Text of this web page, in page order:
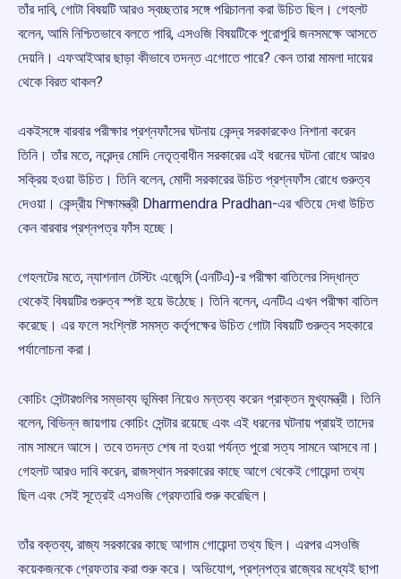
তাঁর দাবি, গোটা বিষয়টি আরও স্বচ্ছতার সঙ্গে পরিচালনা করা উচিত ছিল। গেহলট
বলেন, আমি নিশ্চিতভাবে বলতে পারি, এসওজি বিষয়টিকে পুরোপুরি জনসমক্ষে আসতে
দেয়নি। এফআইআর ছাড়া কীভাবে তদন্ত এগোতে পারে? কেন তারা মামলা দায়ের
থেকে বিরত থাকল?
একইসঙ্গে বারবার পরীক্ষার প্রশ্নফাঁসের ঘটনায় কেন্দ্র সরকারকেও নিশানা করেন
তিনি। তাঁর মতে, নরেন্দ্র মোদি নেতৃত্বাধীন সরকারের এই ধরনের ঘটনা রোধে আরও
সক্রিয় হওয়া উচিত। তিনি বলেন, মোদী সরকারের উচিত প্রশ্নফাঁস রোধে গুরুত্ব
দেওয়া। কেন্দ্রীয় শিক্ষামন্ত্রী Dharmendra Pradhan-এর খতিয়ে দেখা উচিত
কেন বারবার প্রশ্নপত্র ফাঁস হচ্ছে।
গেহলটের মতে, ন্যাশনাল টেস্টিং এজেন্সি (এনটিএ)-র পরীক্ষা বাতিলের সিদ্ধান্ত
থেকেই বিষয়টির গুরুত্ব স্পষ্ট হয়ে উঠেছে। তিনি বলেন, এনটিএ এখন পরীক্ষা বাতিল
করেছে। এর ফলে সংশ্লিষ্ট সমস্ত কর্তৃপক্ষের উচিত গোটা বিষয়টি গুরুত্ব সহকারে
পর্যালোচনা করা।
কোচিং সেন্টারগুলির সম্ভাব্য ভূমিকা নিয়েও মন্তব্য করেন প্রাক্তন মুখ্যমন্ত্রী। তিনি
বলেন, বিভিন্ন জায়গায় কোচিং সেন্টার রয়েছে এবং এই ধরনের ঘটনায় প্রায়ই তাদের
নাম সামনে আসে। তবে তদন্ত শেষ না হওয়া পর্যন্ত পুরো সত্য সামনে আসবে না।
গেহলট আরও দাবি করেন, রাজস্থান সরকারের কাছে আগে থেকেই গোয়েন্দা তথ্য
ছিল এবং সেই সূত্রেই এসওজি গ্রেফতারি শুরু করেছিল।
তাঁর বক্তব্য, রাজ্য সরকারের কাছে আগাম গোয়েন্দা তথ্য ছিল। এরপর এসওজি
কয়েকজনকে গ্রেফতার করা শুরু করে। অভিযোগ, প্রশ্নপত্র রাজ্যের মধ্যেই ছাপা